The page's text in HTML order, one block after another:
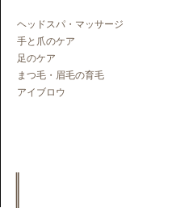
ヘッドスパ・マッサージ
手と爪のケア
足のケア
まつ毛・眉毛の育毛
アイブロウ